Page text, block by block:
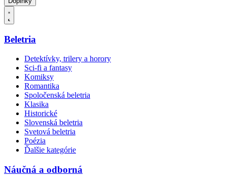
Beletria
Detektívky, trilery a horory
Sci-fi a fantasy
Komiksy
Romantika
Spoločenská beletria
Klasika
Historické
Slovenská beletria
Svetová beletria
Poézia
Ďalšie kategórie
Náučná a odborná